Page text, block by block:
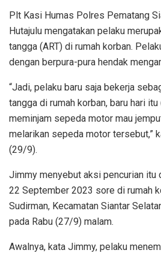
Plt Kasi Humas Polres Pematang
Hutajulu mengatakan pelaku
tangga (ART) di rumah korban.
dengan berpura-pura hendak
“Jadi, pelaku baru saja bekerja
tangga di rumah korban, baru hari
meminjam sepeda motor mau
melarikan sepeda motor tersebut,”
(29/9).
Jimmy menyebut aksi pencurian itu
22 September 2023 sore di rumah
Sudirman, Kecamatan Siantar
pada Rabu (27/9) malam.
Awalnya, kata Jimmy, pelaku